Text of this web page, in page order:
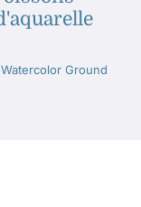
Watercolor Ground